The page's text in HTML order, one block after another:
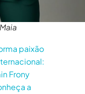
paixão
Frony
a